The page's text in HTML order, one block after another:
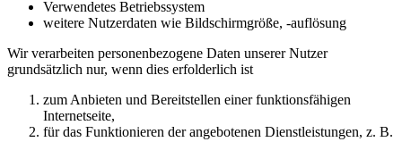
Verwendetes Betriebssystem
weitere Nutzerdaten wie Bildschirmgröße, -auflösung
Wir verarbeiten personenbezogene Daten unserer Nutzer
grundsätzlich nur, wenn dies erfolderlich ist
zum Anbieten und Bereitstellen einer funktionsfähigen
Internetseite,
für das Funktionieren der angebotenen Dienstleistungen, z. B.